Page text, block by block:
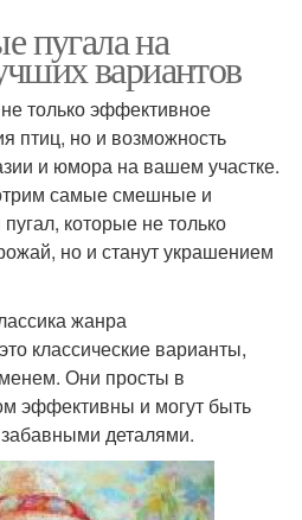
пугала на
вариантов
только эффективное
птиц, но и возможность
и юмора на вашем участке.
самые смешные и
которые не только
но и станут украшением
жанра
классические варианты,
Они просты в
эффективны и могут быть
деталями.